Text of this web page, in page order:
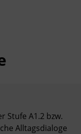
Stufe A1.2 bzw.
Alltagsdialoge